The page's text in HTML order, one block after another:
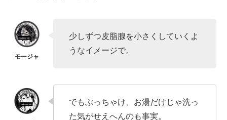
少しずつ皮脂腺を小さくしていくよ
うなイメージで。
でもぶっちゃけ、お湯だけじゃ洗っ
た気がせえへんのも事実。